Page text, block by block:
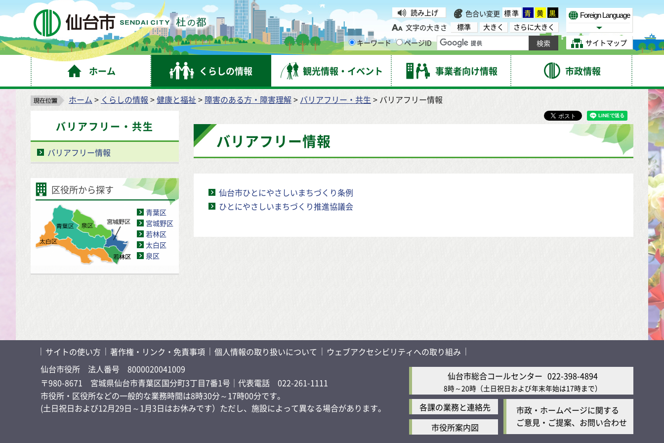
仙台市 読み上げ 色合い変更 標準 青 黄 黒
文字の大きさ
標準 大きく
さらに大きく
キーワード
ページID
Foreign Language
Select Language
サイトマップ
ホーム くらしの情報 観光情報・イベント 事業者向け情報 市政情報
ホーム > くらしの情報 >健康と福祉 > 障害のある方・障害理解> バリアフリー・共生 > バリアフリー情報
バリアフリー・共生
バリアフリー情報
区役所から探す
青葉区
宮城野区
若林区
太白区
泉区
バリアフリー情報
仙台市ひとにやさしいまちづくり条例
ひとにやさしいまちづくり推進協議会
サイトの使い方 著作権・リンク・免責事項 個人情報の取り扱いについて
ウェブアクセシビリティへの取り組み
仙台市役所 法人番号 8000020041009
〒980-8671 宮城県仙台市青葉区国分町3丁目7番1号 ｜代表電話 022-261-1111
市役所・区役所などの一般的な業務時間は8時30分～17時00分です。
(土日祝日および12月29日～1月3日はお休みです）ただし、施設によって異なる場合があります。
仙台市総合コールセンター 022-398-4894
8時～20時 （土日祝日および年末年始は17時まで）
各課の業務と連絡先
市役所案内図
市政・ホームページに関する
ご意見・ご提案、お問い合わせ